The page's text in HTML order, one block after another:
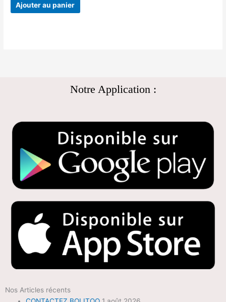
Ajouter au panier
Notre Application :
Nos Articles récents